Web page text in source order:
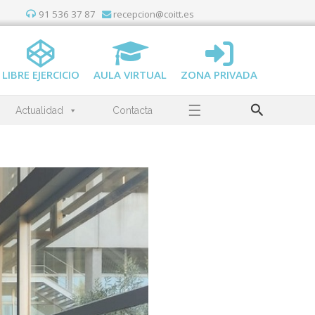
91 536 37 87 recepcion@coitt.es
LIBRE EJERCICIO AULA VIRTUAL ZONA PRIVADA
Actualidad Contacta ☰ Buscar